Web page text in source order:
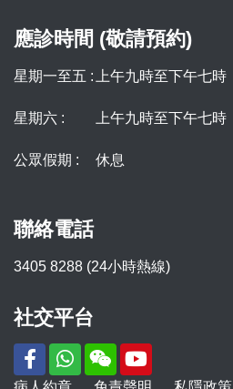
應診時間 (敬請預約)
星期一至五 : 上午九時至下午七時
星期六 : 上午九時至下午七時
公眾假期 : 休息
聯絡電話
3405 8288 (24小時熱線)
社交平台